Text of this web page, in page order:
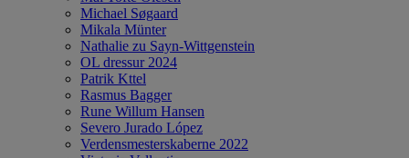
Michael Søgaard
Mikala Münter
Nathalie zu Sayn-Wittgenstein
OL dressur 2024
Patrik Kttel
Rasmus Bagger
Rune Willum Hansen
Severo Jurado López
Verdensmesterskaberne 2022